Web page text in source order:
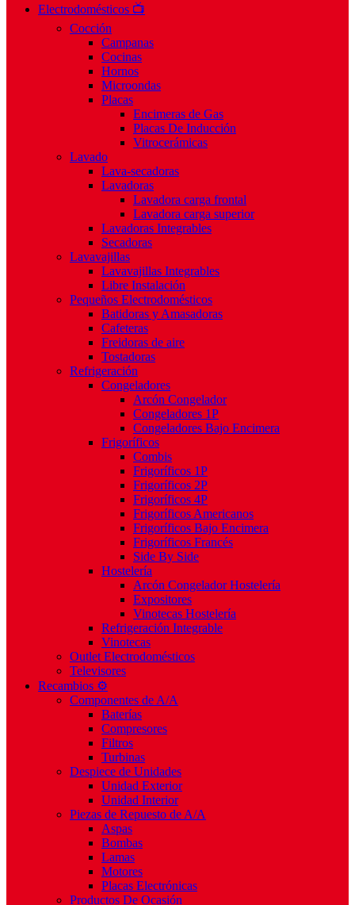
Electrodomésticos 📺
Cocción
Campanas
Cocinas
Hornos
Microondas
Placas
Encimeras de Gas
Placas De Inducción
Vitrocerámicas
Lavado
Lava-secadoras
Lavadoras
Lavadora carga frontal
Lavadora carga superior
Lavadoras Integrables
Secadoras
Lavavajillas
Lavavajillas Integrables
Libre Instalación
Pequeños Electrodomésticos
Batidoras y Amasadoras
Cafeteras
Freidoras de aire
Tostadoras
Refrigeración
Congeladores
Arcón Congelador
Congeladores 1P
Congeladores Bajo Encimera
Frigoríficos
Combis
Frigoríficos 1P
Frigoríficos 2P
Frigoríficos 4P
Frigoríficos Americanos
Frigoríficos Bajo Encimera
Frigoríficos Francés
Side By Side
Hostelería
Arcón Congelador Hostelería
Expositores
Vinotecas Hostelería
Refrigeración Integrable
Vinotecas
Outlet Electrodomésticos
Televisores
Recambios ⚙️
Componentes de A/A
Baterías
Compresores
Filtros
Turbinas
Despiece de Unidades
Unidad Exterior
Unidad Interior
Piezas de Repuesto de A/A
Aspas
Bombas
Lamas
Motores
Placas Electrónicas
Productos De Ocasión